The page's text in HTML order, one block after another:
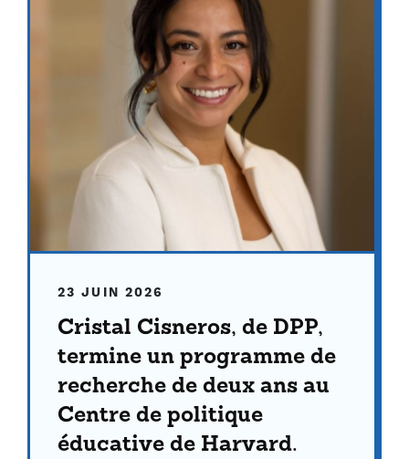
23 JUIN 2026
Cristal Cisneros, de DPP,
termine un programme de
recherche de deux ans au
Centre de politique
éducative de Harvard.